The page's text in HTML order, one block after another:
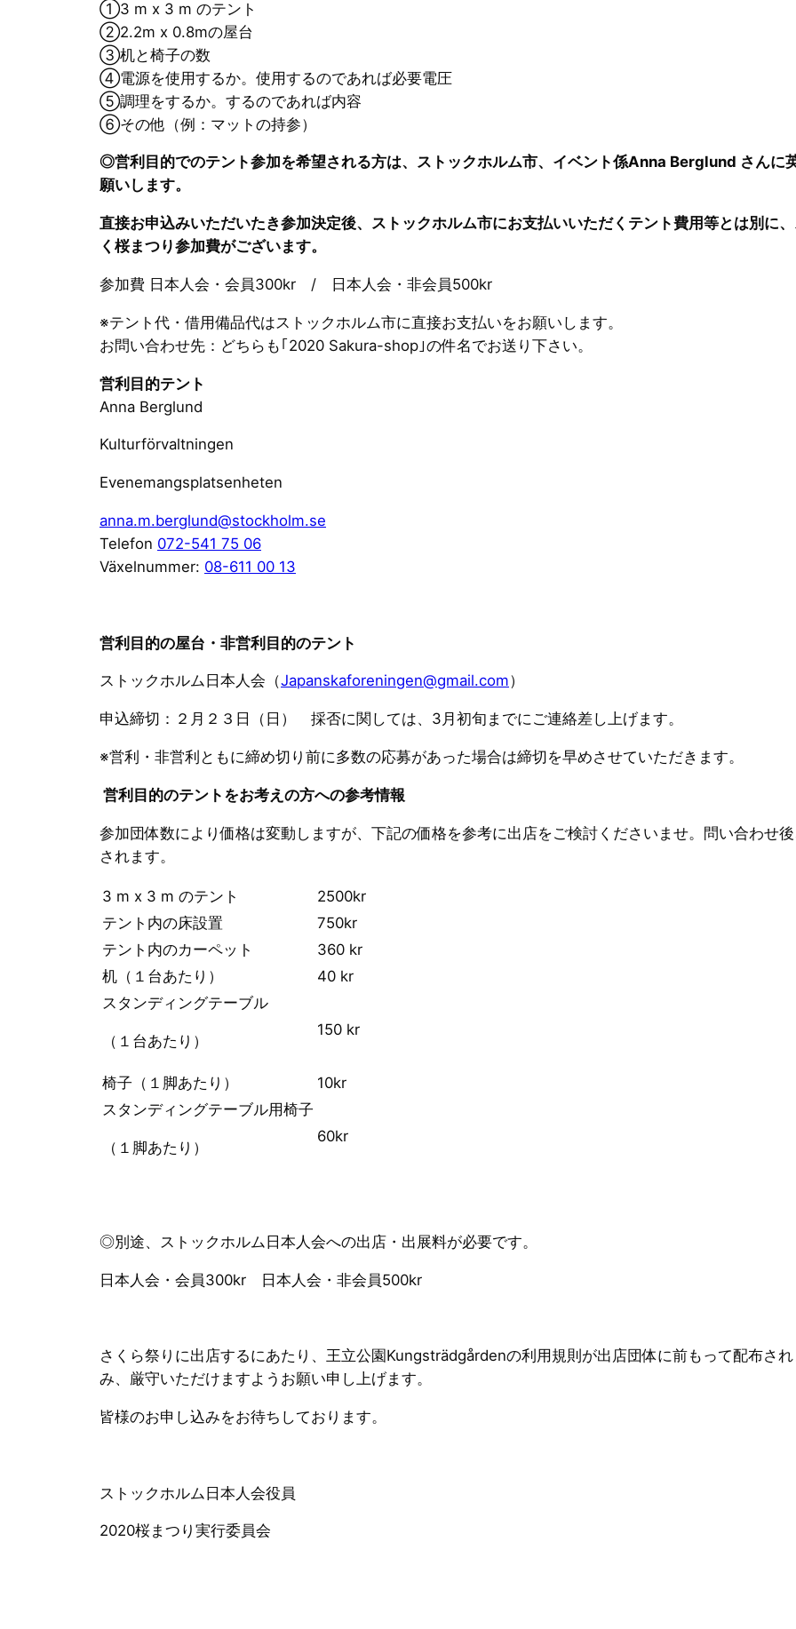
①3 m x 3 m のテント
②2.2m x 0.8mの屋台
③机と椅子の数
④電源を使用するか。使用するのであれば必要電圧
⑤調理をするか。するのであれば内容
⑥その他（例：マットの持参）
◎営利目的でのテント参加を希望される方は、ストックホルム市、イベント係Anna Berglund さんに
願いします。
直接お申込みいただいたき参加決定後、ストックホルム市にお支払いいただくテント費用等とは別に
く桜まつり参加費がございます。
参加費 日本人会・会員300kr / 日本人会・非会員500kr
※テント代・借用備品代はストックホルム市に直接お支払いをお願いします。
お問い合わせ先：どちらも｢2020 Sakura-shop｣の件名でお送り下さい。
営利目的テント
Anna Berglund
Kulturförvaltningen
Evenemangsplatsenheten
anna.m.berglund@stockholm.se
Telefon 072-541 75 06
Växelnummer: 08-611 00 13
営利目的の屋台・非営利目的のテント
ストックホルム日本人会（Japanskaforeningen@gmail.com）
申込締切：２月２３日（日） 採否に関しては、3月初旬までにご連絡差し上げます。
※営利・非営利ともに締め切り前に多数の応募があった場合は締切を早めさせていただきます。
営利目的のテントをお考えの方への参考情報
参加団体数により価格は変動しますが、下記の価格を参考に出店をご検討くださいませ。問い合わせ
されます。
3 m x 3 m のテント
2500kr
テント内の床設置
750kr
テント内のカーペット
360 kr
机（１台あたり）
40 kr
スタンディングテーブル
（１台あたり）
150 kr
椅子（１脚あたり）
10kr
スタンディングテーブル用椅子
（１脚あたり）
60kr
◎別途、ストックホルム日本人会への出店・出展料が必要です。
日本人会・会員300kr 日本人会・非会員500kr
さくら祭りに出店するにあたり、王立公園Kungsträdgårdenの利用規則が出店団体に前もって配布さ
み、厳守いただけますようお願い申し上げます。
皆様のお申し込みをお待ちしております。
ストックホルム日本人会役員
2020桜まつり実行委員会